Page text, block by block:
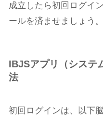
成立したら初回ログイ
ールを済ませましょう。
IBJSアプリ（システ
法
初回ログインは、以下